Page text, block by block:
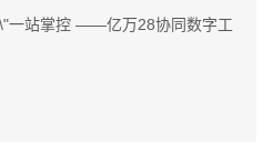
一站掌控 ——亿万28协同数字工